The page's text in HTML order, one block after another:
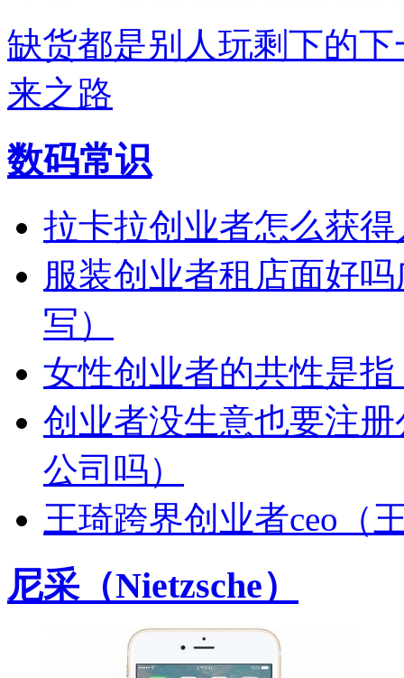
缺货都是别人玩剩下的下
来之路
数码常识
拉卡拉创业者怎么获
服装创业者租店面好
写）
女性创业者的共性是
创业者没生意也要注
公司吗）
王琦跨界创业者ceo（
尼采（Nietzsche）